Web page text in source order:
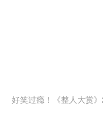
好笑过瘾！《整人大赏